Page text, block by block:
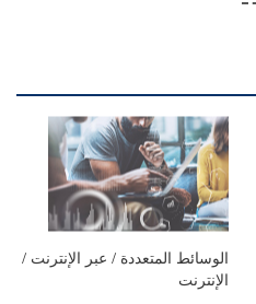
الوسائط المتعددة / عبر الإنترنت /
الإنترنت